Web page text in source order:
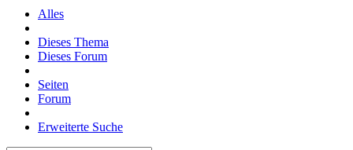
Alles
Dieses Thema
Dieses Forum
Seiten
Forum
Erweiterte Suche